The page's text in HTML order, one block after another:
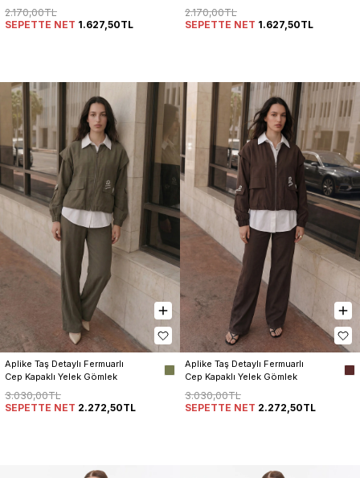
2.170,00TL
SEPETTE NET 1.627,50TL
2.170,00TL
SEPETTE NET 1.627,50TL
Aplike Taş Detaylı Fermuarlı
Cep Kapaklı Yelek Gömlek
3.030,00TL
SEPETTE NET 2.272,50TL
Aplike Taş Detaylı Fermuarlı
Cep Kapaklı Yelek Gömlek
3.030,00TL
SEPETTE NET 2.272,50TL